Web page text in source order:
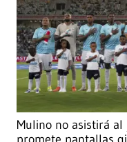
Mulino no asistirá